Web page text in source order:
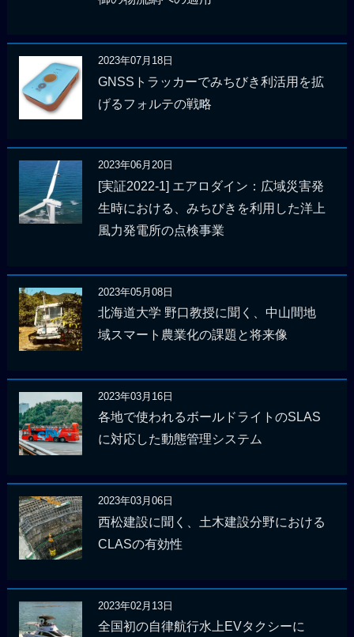
2023年07月18日
GNSSトラッカーでみちびき利活用を拡
げるフォルテの戦略
2023年06月20日
[実証2022-1] エアロダイン：広域災害発
生時における、みちびきを利用した洋上
風力発電所の点検事業
2023年05月08日
北海道大学 野口教授に聞く、中山間地
域スマート農業化の課題と将来像
2023年03月16日
各地で使われるボールドライトのSLAS
に対応した動態管理システム
2023年03月06日
西松建設に聞く、土木建設分野における
CLASの有効性
2023年02月13日
全国初の自律航行水上EVタクシーに